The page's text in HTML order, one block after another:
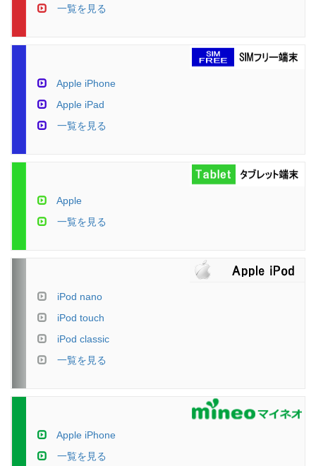
一覧を見る
Apple iPhone
Apple iPad
一覧を見る
Apple
一覧を見る
iPod nano
iPod touch
iPod classic
一覧を見る
Apple iPhone
一覧を見る